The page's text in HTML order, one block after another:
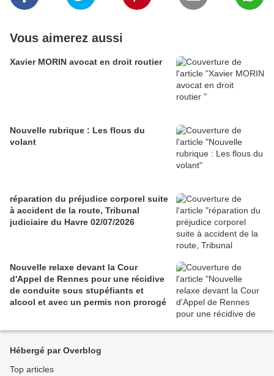
Vous aimerez aussi
Xavier MORIN avocat en droit routier
Nouvelle rubrique : Les flous du
volant
réparation du préjudice corporel suite
à accident de la route, Tribunal
judiciaire du Havre 02/07/2026
Nouvelle relaxe devant la Cour
d'Appel de Rennes pour une récidive
de conduite sous stupéfiants et
alcool et avec un permis non prorogé
Hébergé par Overblog
Top articles